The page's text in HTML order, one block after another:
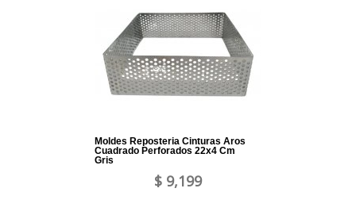
Moldes Reposteria Cinturas Aros
Cuadrado Perforados 22x4 Cm
Gris
$ 9,199